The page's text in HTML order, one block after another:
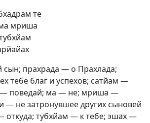
те
мриша
сын; прахрада — о Прахлада;
тебе благ и успехов; сатйам —
— поведай; ма — не; мриша —
— не затронувшее других сыновей
откуда; тубхйам — к тебе; эшах —